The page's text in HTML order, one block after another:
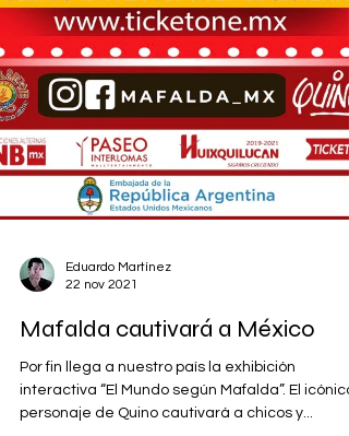
22 nov 2021
Mafalda cautivará a México
Por fin llega a nuestro país la exhibición